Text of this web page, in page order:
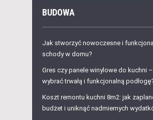
BUDOWA
Jak stworzyć nowoczesne i
schody w domu?
Gres czy panele winylowe do kuchni
wybrać trwałą i funkcjonalną
Koszt remontu kuchni 8m2: jak
budżet i uniknąć nadmiernych